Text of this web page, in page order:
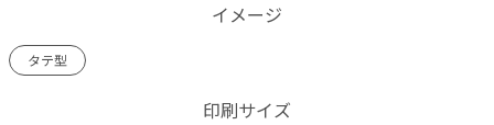
イメージ
タテ型
印刷サイズ